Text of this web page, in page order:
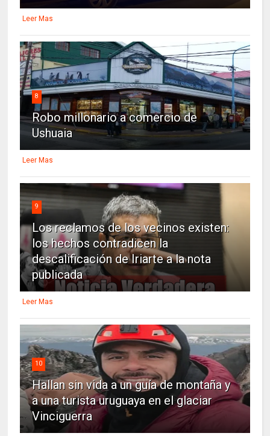
Leer Mas
8
Robo millonario a comercio de
Ushuaia
Leer Mas
9
Los reclamos de los vecinos existen:
los hechos contradicen la
descalificación de Iriarte a la nota
publicada
Leer Mas
10
Hallan sin vida a un guía de montaña y
a una turista uruguaya en el glaciar
Vinciguerra